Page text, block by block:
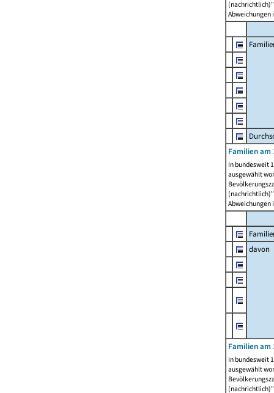
Abweichungen
Familien am
In bundesweit
ausgewählt
Abweichungen
davon
Familien am
In bundesweit
ausgewählt